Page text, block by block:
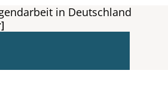
in Deutschland